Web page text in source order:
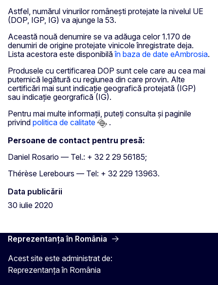
Astfel, numărul vinurilor românești protejate la nivelul UE
(DOP, IGP, IG) va ajunge la 53.
Această nouă denumire se va adăuga celor 1.170 de
denumiri de origine protejate vinicole înregistrate deja.
Lista acestora este disponibilăîn baza de date eAmbrosia.
Produsele cu certificarea DOP sunt cele care au cea mai
puternică legătură cu regiunea din care provin. Alte
certificări mai sunt indicație geografică protejată (IGP)
sau indicație georgrafică (IG).
Pentru mai multe informații, puteți consulta și paginile
privind politica de calitate
.
Persoane de contact pentru presă:
Daniel Rosario — Tel.: + 32 2 29 56185;
Thérèse Lerebours — Tel: + 32 229 13963.
Data publicării
30 iulie 2020
Reprezentanța în România
Acest site este administrat de:
Reprezentanța în România